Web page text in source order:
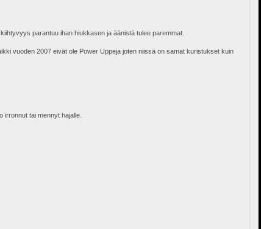
parantuu ihan hiukkasen ja äänistä tulee paremmat.
vuoden 2007 eivät ole Power Uppeja joten niissä on samat kuristukset kuin
irronnut tai mennyt hajalle.